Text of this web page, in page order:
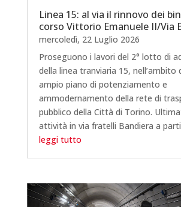
Linea 15: al via il rinnovo dei
corso Vittorio Emanuele II/Via
mercoledì, 22 Luglio 2026
Proseguono i lavori del 2° lotto di
della linea tranviaria 15, nell’ambito
ampio piano di potenziamento e
ammodernamento della rete di
pubblico della Città di Torino.
attività in via fratelli Bandiera a
leggi tutto